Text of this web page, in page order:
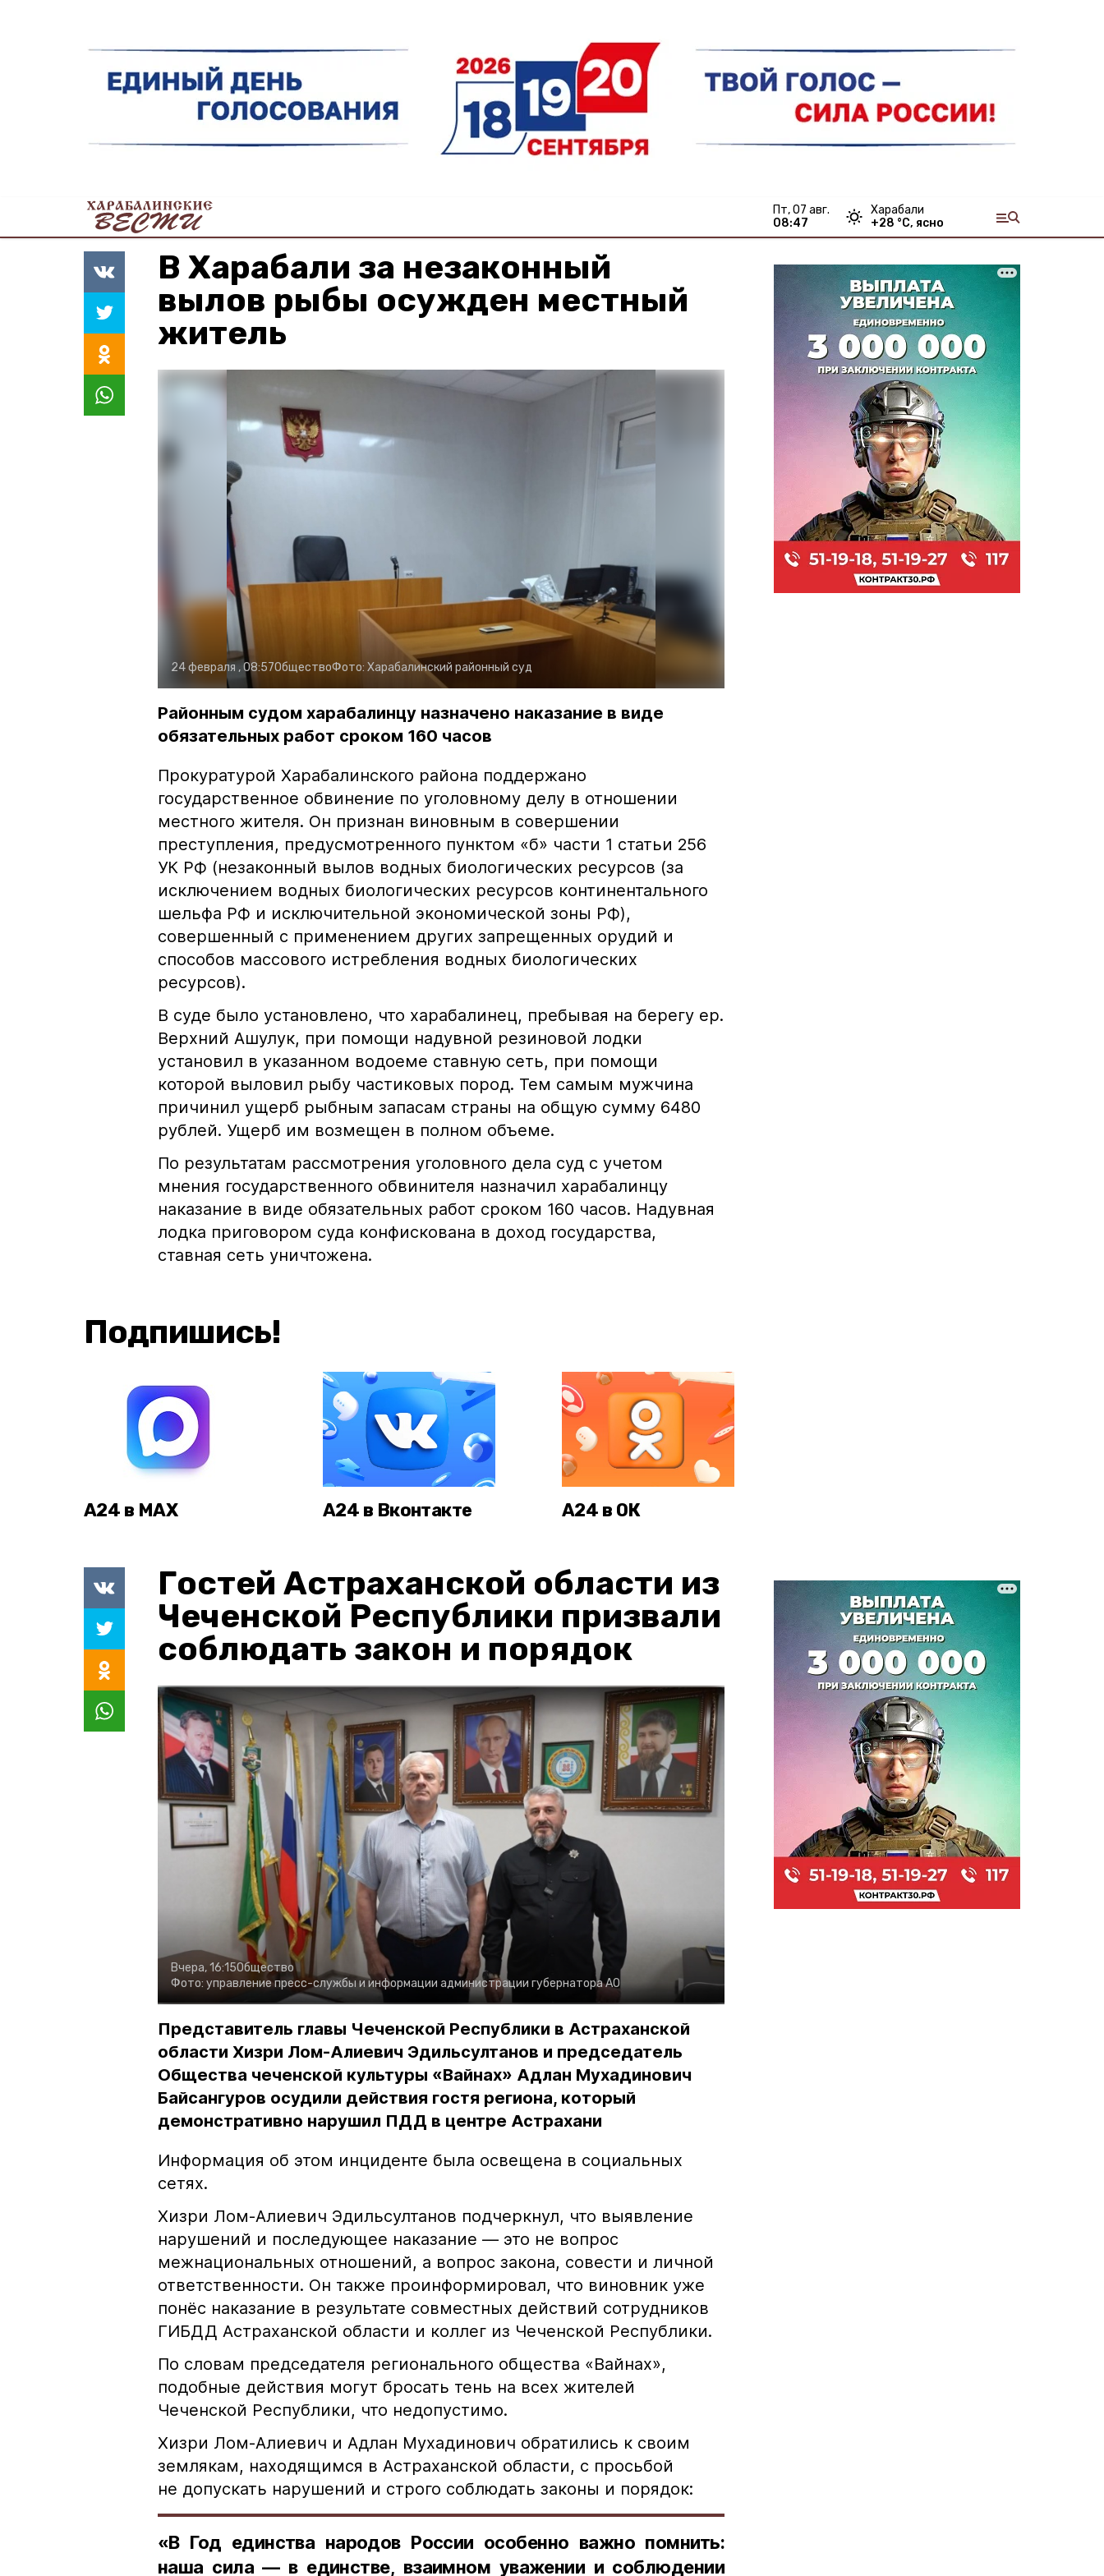
пт, 07 авг.
08:47
Харабали
+28 °С, ясно
В Харабали за незаконный
вылов рыбы осужден местный
житель
24 февраля , 08:57ОбществоФото: Харабалинский районный суд
Районным судом харабалинцу назначено наказание в виде
обязательных работ сроком 160 часов
Прокуратурой Харабалинского района поддержано
государственное обвинение по уголовному делу в отношении
местного жителя. Он признан виновным в совершении
преступления, предусмотренного пунктом «б» части 1 статьи 256
УК РФ (незаконный вылов водных биологических ресурсов (за
исключением водных биологических ресурсов континентального
шельфа РФ и исключительной экономической зоны РФ),
совершенный с применением других запрещенных орудий и
способов массового истребления водных биологических
ресурсов).
В суде было установлено, что харабалинец, пребывая на берегу ер.
Верхний Ашулук, при помощи надувной резиновой лодки
установил в указанном водоеме ставную сеть, при помощи
которой выловил рыбу частиковых пород. Тем самым мужчина
причинил ущерб рыбным запасам страны на общую сумму 6480
рублей. Ущерб им возмещен в полном объеме.
По результатам рассмотрения уголовного дела суд с учетом
мнения государственного обвинителя назначил харабалинцу
наказание в виде обязательных работ сроком 160 часов. Надувная
лодка приговором суда конфискована в доход государства,
ставная сеть уничтожена.
Подпишись!
А24 в MAX А24 в Вконтакте А24 в ОК
Гостей Астраханской области из
Чеченской Республики призвали
соблюдать закон и порядок
Вчера, 16:15Общество
Фото: управление пресс-службы и информации администрации губернатора АО
Представитель главы Чеченской Республики в Астраханской
области Хизри Лом-Алиевич Эдильсултанов и председатель
Общества чеченской культуры «Вайнах» Адлан Мухадинович
Байсангуров осудили действия гостя региона, который
демонстративно нарушил ПДД в центре Астрахани
Информация об этом инциденте была освещена в социальных
сетях.
Хизри Лом-Алиевич Эдильсултанов подчеркнул, что выявление
нарушений и последующее наказание — это не вопрос
межнациональных отношений, а вопрос закона, совести и личной
ответственности. Он также проинформировал, что виновник уже
понёс наказание в результате совместных действий сотрудников
ГИБДД Астраханской области и коллег из Чеченской Республики.
По словам председателя регионального общества «Вайнах»,
подобные действия могут бросать тень на всех жителей
Чеченской Республики, что недопустимо.
Хизри Лом-Алиевич и Адлан Мухадинович обратились к своим
землякам, находящимся в Астраханской области, с просьбой
не допускать нарушений и строго соблюдать законы и порядок:
«В Год единства народов России особенно важно помнить:
наша сила — в единстве, взаимном уважении и соблюдении